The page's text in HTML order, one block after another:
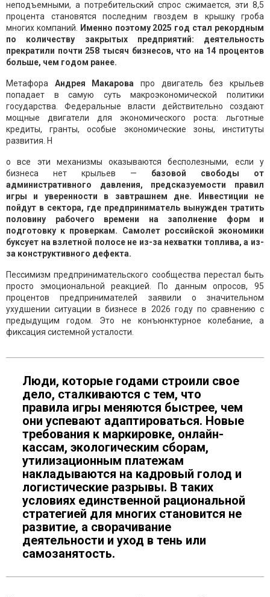
неподъемными, а потребительский спрос сжимается, эти 8,5
процента становятся последним гвоздем в крышку гроба
многих компаний.
Именно поэтому 2025 год стал рекордным
по количеству закрытых предприятий: деятельность
прекратили почти 258 тысяч бизнесов, что на 14 процентов
больше, чем годом ранее.
Метафора Андрея Макарова про двигатель без крыльев
попадает в самую суть макроэкономической политики
государства. Федеральные власти действительно создают
мощные двигатели для экономического роста: льготные
кредиты, гранты, особые экономические зоны, институты
развития. Н
о все эти механизмы оказываются бесполезными, если у
бизнеса нет крыльев — базовой свободы от
административного давления, предсказуемости правил
игры и уверенности в завтрашнем дне. Инвестиции не
пойдут в сектора, где предприниматель вынужден тратить
половину рабочего времени на заполнение форм и
подготовку к проверкам. Самолет российской экономики
буксует на взлетной полосе не из-за нехватки топлива, а из-
за конструктивного дефекта.
Пессимизм предпринимательского сообщества перестал быть
просто эмоциональной реакцией. По данным опросов, 95
процентов предпринимателей заявили о значительном
ухудшении ситуации в бизнесе в 2026 году по сравнению с
предыдущим годом. Это не конъюнктурное колебание, а
фиксация системной усталости.
Люди, которые годами строили свое
дело, сталкиваются с тем, что
правила игры меняются быстрее, чем
они успевают адаптироваться. Новые
требования к маркировке, онлайн-
кассам, экологическим сборам,
утилизационным платежам
накладываются на кадровый голод и
логистические разрывы. В таких
условиях единственной рациональной
стратегией для многих становится не
развитие, а сворачивание
деятельности и уход в тень или
самозанятость.